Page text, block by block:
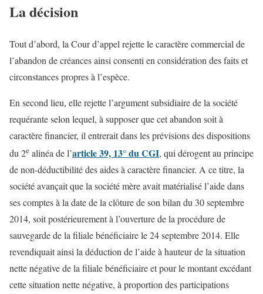
La décision
Tout d’abord, la Cour d’appel rejette le caractère commercial de
l’abandon de créances ainsi consenti en considération des faits et
circonstances propres à l’espèce.
En second lieu, elle rejette l’argument subsidiaire de la société
requérante selon lequel, à supposer que cet abandon soit à
caractère financier, il entrerait dans les prévisions des dispositions
du 2e alinéa de l’article 39, 13° du CGI, qui dérogent au principe
de non-déductibilité des aides à caractère financier. A ce titre, la
société avançait que la société mère avait matérialisé l’aide dans
ses comptes à la date de la clôture de son bilan du 30 septembre
2014, soit postérieurement à l’ouverture de la procédure de
sauvegarde de la filiale bénéficiaire le 24 septembre 2014. Elle
revendiquait ainsi la déduction de l’aide à hauteur de la situation
nette négative de la filiale bénéficiaire et pour le montant excédant
cette situation nette négative, à proportion des participations